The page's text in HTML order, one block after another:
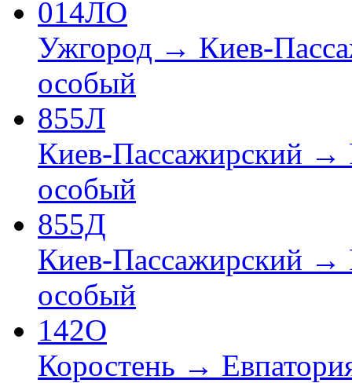
014ЛО
Ужгород → Киев-
особый
855Л
Киев-Пассажирский →
особый
855Д
Киев-Пассажирский →
особый
142О
Коростень →